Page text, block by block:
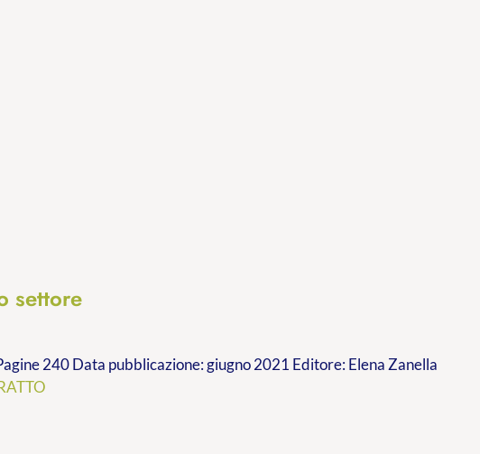
settore
240 Data pubblicazione: giugno 2021 Editore: Elena Zanella